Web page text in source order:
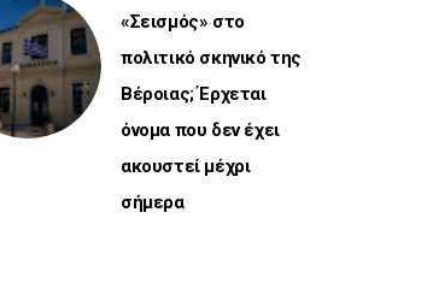
«Σεισμός» στο
πολιτικό σκηνικό της
Βέροιας; Έρχεται
όνομα που δεν έχει
ακουστεί μέχρι
σήμερα